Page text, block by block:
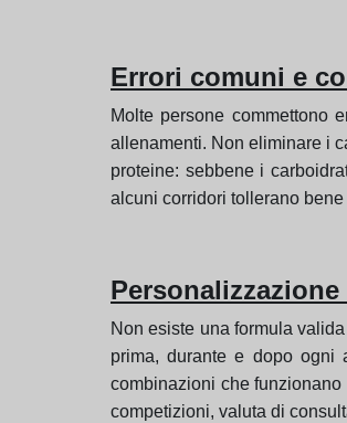
Errori comuni e
Molte persone commettono
allenamenti. Non eliminare i
proteine: sebbene i
alcuni corridori tollerano
Non esiste una formula
prima, durante e dopo ogni
combinazioni che
competizioni, valuta di